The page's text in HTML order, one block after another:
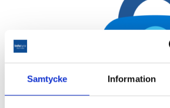
Samtycke Information